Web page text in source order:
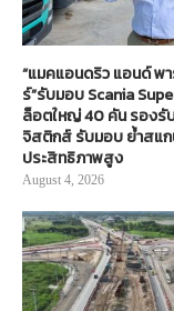
“แมคแอนดริว แอนด์ พ
ร์”รับมอบ Scania
ล็อตใหญ่ 40 คัน รองรั
จิสติกส์ รับมอบ ย้ำสแก
ประสิทธิภาพสูง
August 4, 2026